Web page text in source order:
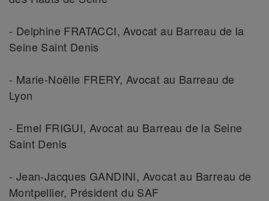
- Delphine FRATACCI, Avocat au Barreau de la
Seine Saint Denis
- Marie-Noëlle FRERY, Avocat au Barreau de
Lyon
- Emel FRIGUI, Avocat au Barreau de la Seine
Saint Denis
- Jean-Jacques GANDINI, Avocat au Barreau de
Montpellier, Président du SAF